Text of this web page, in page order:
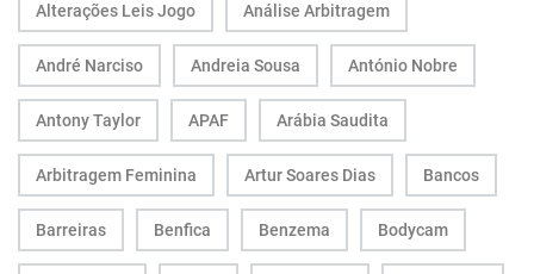
Alterações Leis Jogo Análise Arbitragem
André Narciso Andreia Sousa António Nobre
Antony Taylor APAF Arábia Saudita
Arbitragem Feminina Artur Soares Dias Bancos
Barreiras Benfica Benzema Bodycam